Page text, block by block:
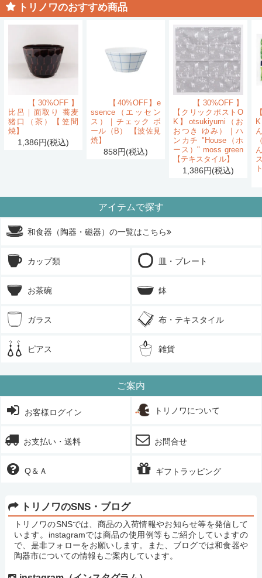
トリノワのおすすめ商品
【30%OFF】
比呂｜面取り 蕎麦
猪口（茶）【笠間
焼】
1,386円(税込)
【40%OFF】e
ssence（エッセン
ス）｜チェック ボ
ール（B） 【波佐見
焼】
858円(税込)
【30%OFF】
【クリックポストO
K】otsukiyumi（お
おつき ゆみ）｜ハ
ンカチ "House（ホ
ース）" moss green
【テキスタイル】
1,386円(税込)
アイテムで探す
和食器（陶器・磁器）の一覧はこちら
カップ類 皿・プレート
お茶碗 鉢
ガラス 布・テキスタイル
ピアス 雑貨
ご案内
お客様ログイン トリノワについて
お支払い・送料 お問合せ
Q＆Ａ ギフトラッピング
トリノワのSNS・ブログ
トリノワのSNSでは、商品の入荷情報やお知らせ等を発信して
います。instagramでは商品の使用例等もご紹介していますの
で、是非フォローをお願いします。また、ブログでは和食器や
陶器市についての情報もご案内しています。